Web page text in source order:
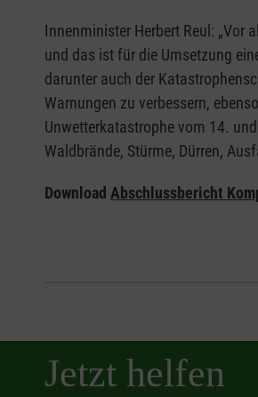
Innenminister Herbert Reul: „Vor
und das ist für die Umsetzung
darunter auch der
Warnungen zu verbessern,
Unwetterkatastrophe vom 14.
Waldbrände, Stürme, Dürren,
Download Abschlussbericht
Jetzt helfen